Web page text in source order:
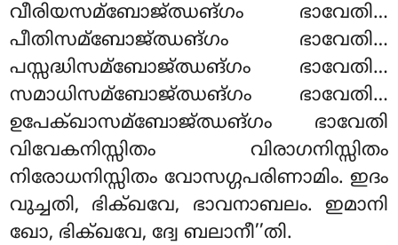
വീരിയസമ്ബോജ്ഝങ്ഗം ഭാവേതി…
പീതിസമ്ബോജ്ഝങ്ഗം ഭാവേതി…
പസ്സദ്ധിസമ്ബോജ്ഝങ്ഗം ഭാവേതി…
സമാധിസമ്ബോജ്ഝങ്ഗം ഭാവേതി…
ഉപേക്ഖാസമ്ബോജ്ഝങ്ഗം ഭാവേതി
വിവേകനിസ്സിതം വിരാഗനിസ്സിതം
നിരോധനിസ്സിതം വോസഗ്ഗപരിണാമിം. ഇദം
വുച്ചതി, ഭിക്ഖവേ, ഭാവനാബലം. ഇമാനി
ഖോ, ഭിക്ഖവേ, ദ്വേ ബലാനീ’’തി.